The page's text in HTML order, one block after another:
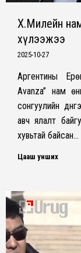
Х.Милейн
хүлээжээ
2025-10-27
Аргентины
Avanza” нам
сонгуулийн
авч ялалт
хувьтай байсан…
Цааш унших